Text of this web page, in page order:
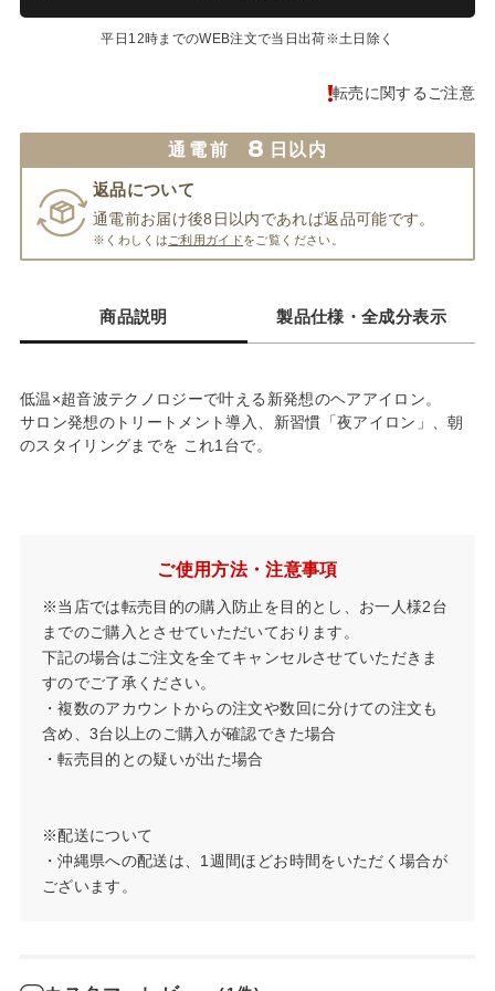
平日12時までのWEB注文で当日出荷※土日除く
転売に関するご注意
通電前 8 日以内
返品について
通電前お届け後8日以内であれば返品可能です。
※くわしくは ご利用ガイドをご覧ください。
商品説明 製品仕様・全成分表示
低温×超音波テクノロジーで叶える新発想のヘアアイロン。
サロン発想のトリートメント導入、新習慣「夜アイロン」、朝
のスタイリングまでを これ1台で。
ご使用方法・注意事項
※当店では転売目的の購入防止を目的とし、お一人様2台
までのご購入とさせていただいております。
下記の場合はご注文を全てキャンセルさせていただきま
すのでご了承ください。
・複数のアカウントからの注文や数回に分けての注文も
含め、3台以上のご購入が確認できた場合
・転売目的との疑いが出た場合
※配送について
・沖縄県への配送は、1週間ほどお時間をいただく場合が
ございます。